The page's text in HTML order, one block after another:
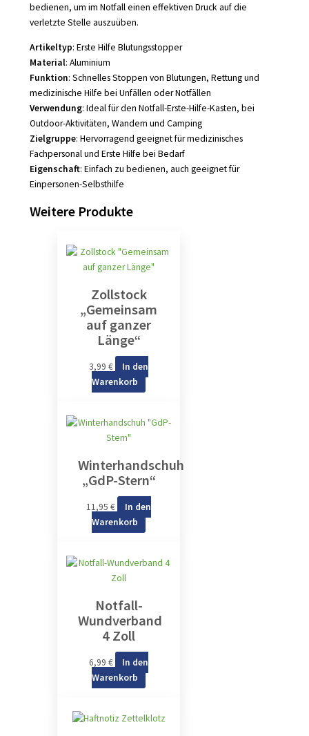
bedienen, um im Notfall einen effektiven Druck auf die
verletzte Stelle auszuüben.
Artikeltyp: Erste Hilfe Blutungsstopper
Material: Aluminium
Funktion: Schnelles Stoppen von Blutungen, Rettung und
medizinische Hilfe bei Unfällen oder Notfällen
Verwendung: Ideal für den Notfall-Erste-Hilfe-Kasten, bei
Outdoor-Aktivitäten, Wandern und Camping
Zielgruppe: Hervorragend geeignet für medizinisches
Fachpersonal und Erste Hilfe bei Bedarf
Eigenschaft: Einfach zu bedienen, auch geeignet für
Einpersonen-Selbsthilfe
Weitere Produkte
Zollstock
„Gemeinsam
auf ganzer
Länge“
3,99 €
In den
Warenkorb
Winterhandschuh
„GdP-Stern“
11,95€
In den
Warenkorb
Notfall-
Wundverband
4 Zoll
6,99 €
In den
Warenkorb